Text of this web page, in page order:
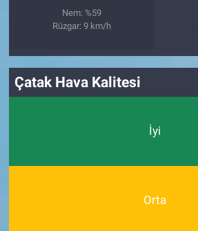
Nem: %59
Rüzgar: 9 km/h
Çatak Hava Kalitesi
İyi
Orta